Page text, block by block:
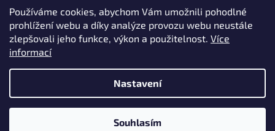
Používáme cookies, abychom Vám umožnili pohodlné
prohlížení webu a díky analýze provozu webu neustále
zlepšovali jeho funkce, výkon a použitelnost. Více
informací
Nastavení
Souhlasím
Copyright 2026EVO-MX.CZ - odborníci na motocykly EVO |
vyhrazena.